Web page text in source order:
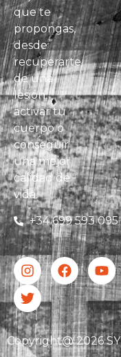
que te
propongas,
desde
recuperarte
de una
lesión,
activar tu
cuerpo o
conseguir
una mejor
calidad de
vida.
+34 699 593 095
Copyright@ 2026